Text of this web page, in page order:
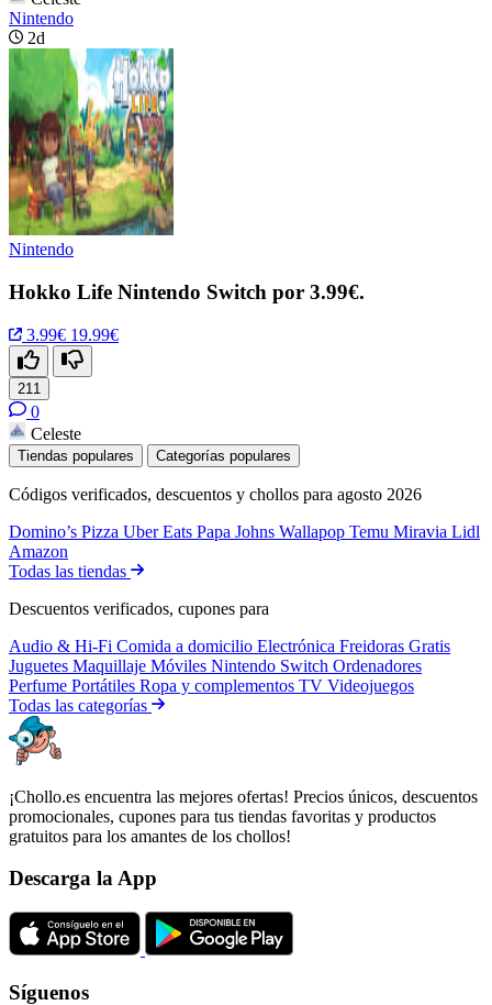
Nintendo
2d
Nintendo
Hokko Life Nintendo Switch por 3.99€.
3.99€ 19.99€
211
0
Celeste
Tiendas populares Categorías populares
Códigos verificados, descuentos y chollos para agosto 2026
Domino’s Pizza Uber Eats Papa Johns Wallapop Temu Miravia Lidl
Amazon
Todas las tiendas
Descuentos verificados, cupones para
Audio & Hi-Fi Comida a domicilio Electrónica Freidoras Gratis
Juguetes Maquillaje Móviles Nintendo Switch Ordenadores
Perfume Portátiles Ropa y complementos TV Videojuegos
Todas las categorías
¡Chollo.es encuentra las mejores ofertas! Precios únicos, descuentos
promocionales, cupones para tus tiendas favoritas y productos
gratuitos para los amantes de los chollos!
Descarga la App
Síguenos